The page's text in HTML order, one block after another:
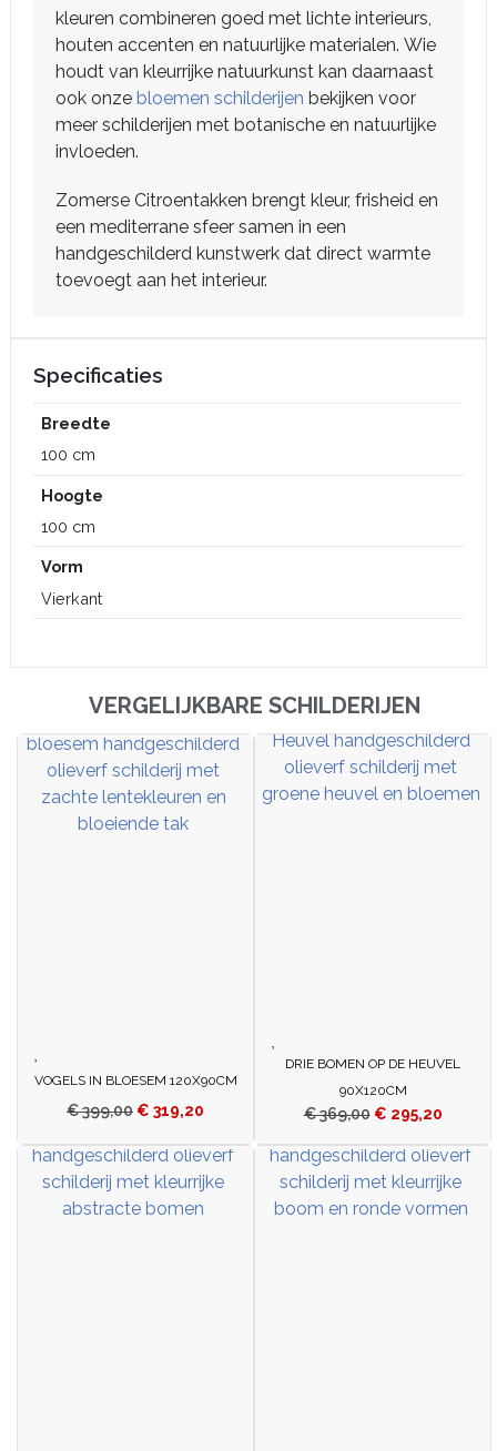
kleuren combineren goed met lichte interieurs,
houten accenten en natuurlijke materialen. Wie
houdt van kleurrijke natuurkunst kan daarnaast
ook onze bloemen schilderijen bekijken voor
meer schilderijen met botanische en natuurlijke
invloeden.
Zomerse Citroentakken brengt kleur, frisheid en
een mediterrane sfeer samen in een
handgeschilderd kunstwerk dat direct warmte
toevoegt aan het interieur.
Specificaties
Breedte
100 cm
Hoogte
100 cm
Vorm
Vierkant
VERGELIJKBARE SCHILDERIJEN
VOGELS IN BLOESEM 120X90CM
€399,00 € 319,20
DRIE BOMEN OP DE HEUVEL
90X120CM
€369,00 € 295,20